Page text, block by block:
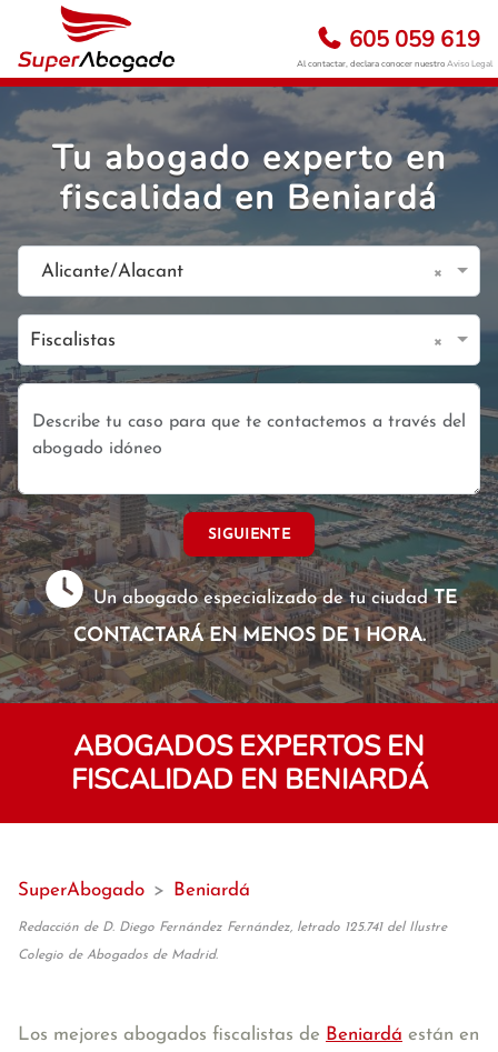
605 059 619
Al contactar, declara conocer nuestroAviso Legal
Tu abogado experto en
fiscalidad en Beniardá
Alicante/Alacant ×
Fiscalistas ×
SIGUIENTE
Un abogado especializado de tu ciudadTE
CONTACTARÁ EN MENOS DE 1 HORA.
ABOGADOS EXPERTOS EN
FISCALIDAD EN BENIARDÁ
SuperAbogado > Beniardá
Redacción de D. Diego Fernández Fernández, letrado 125.741 del Ilustre
Colegio de Abogados de Madrid.
Los mejores abogados fiscalistas de Beniardá están en